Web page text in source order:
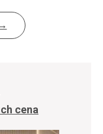
cena